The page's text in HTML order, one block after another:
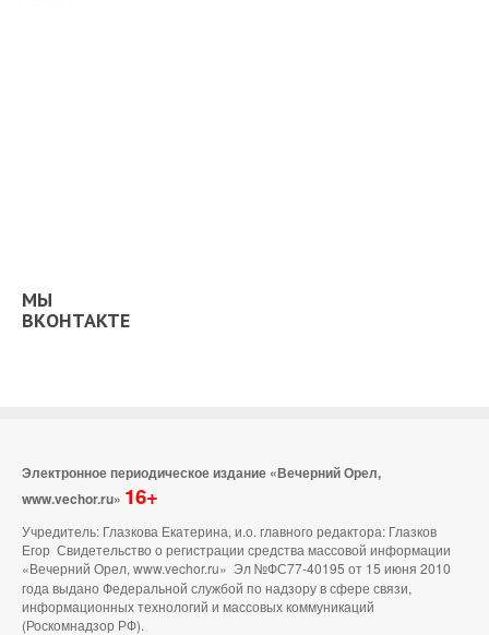
МЫ
ВКОНТАКТЕ
Электронное периодическое издание «Вечерний Орел,
www.vechor.ru» 16+
Учредитель: Глазкова Екатерина, и.о. главного редактора: Глазков
Егор Свидетельство о регистрации средства массовой информации
«Вечерний Орел, www.vechor.ru» Эл №ФС77-40195 от 15 июня 2010
года выдано Федеральной службой по надзору в сфере связи,
информационных технологий и массовых коммуникаций
(Роскомнадзор РФ).